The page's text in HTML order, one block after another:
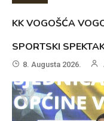
KK VOGOŠĆA
SPORTSKI
8. Augusta 2026.